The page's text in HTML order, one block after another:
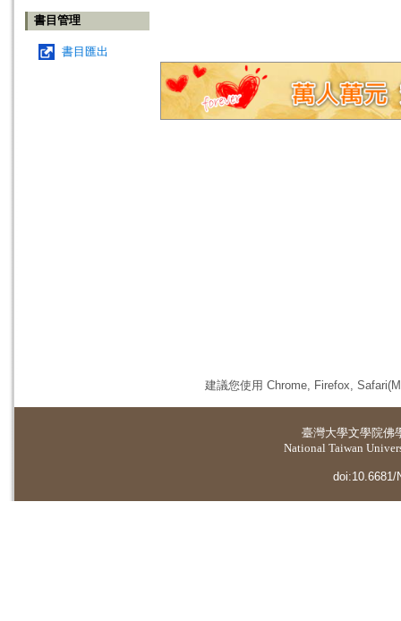
書目管理
書目匯出
建議您使用 Chrome, Firefox,
臺灣大學文學院佛
National Taiwan
doi:10.6681/